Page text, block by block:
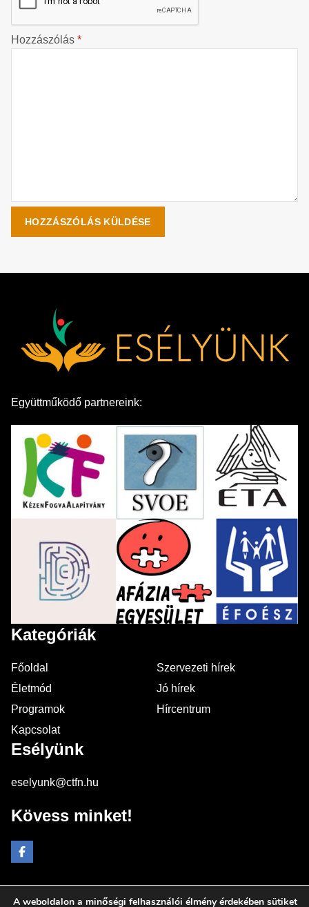
Hozzászólás *
Együttműködő partnereink:
Kategóriák
Főoldal
Szervezeti hírek
Életmód
Jó hírek
Programok
Hírcentrum
Kapcsolat
Esélyünk
eselyunk@ctfn.hu
Kövess minket!
A weboldalon a minőségi felhasználói élmény érdekében sütiket